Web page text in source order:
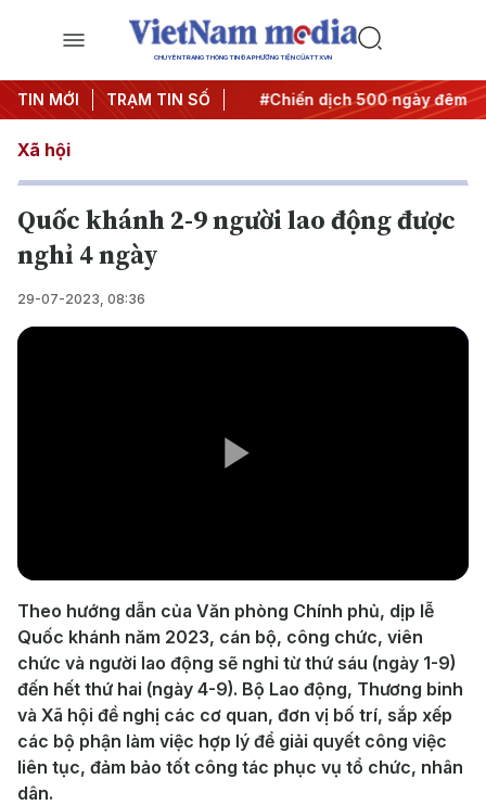
CHUYÊN TRANG THÔNG TIN ĐA PHƯƠNG TIỆN CỦA TTXVN
TIN MỚI TRẠM TIN SỐ
quyết thành hành động #Chiến dịch 500 ngày đêm
Xã hội
Quốc khánh 2-9 người lao động được
nghỉ 4 ngày
29-07-2023, 08:36
Video
Theo hướng dẫn của Văn phòng Chính phủ, dịp lễ
Quốc khánh năm 2023, cán bộ, công chức, viên
chức và người lao động sẽ nghỉ từ thứ sáu (ngày 1-9)
đến hết thứ hai (ngày 4-9). Bộ Lao động, Thương binh
và Xã hội đề nghị các cơ quan, đơn vị bố trí, sắp xếp
các bộ phận làm việc hợp lý để giải quyết công việc
liên tục, đảm bảo tốt công tác phục vụ tổ chức, nhân
dân.